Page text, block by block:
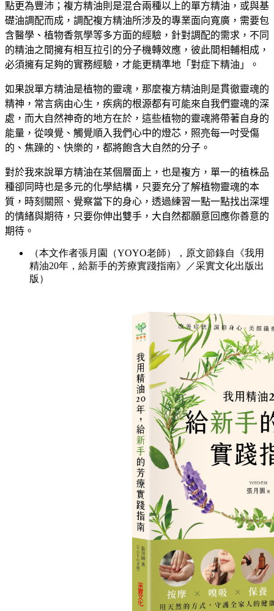
點更為豐沛；複方精油則是混合兩種以上的單方精油，或與基
礎油調配而成，調配複方精油所涉及的專業面向寬廣，需要包
含醫學、植物香氛學等多方面的經驗，針對調配的需求，不同
的精油之間擁有相互拉引的分子機轉效應，彼此間相輔相成，
必須擁有足夠的實務經驗，才能更精準地「對症下精油」。
如果說單方精油是植物的靈魂，那麼複方精油則是貫徹靈魂的
精神，常言病由心生，疾病的根源都有可能來自我們靈魂的深
處，而大自然神奇的地方在於，這些植物的靈魂將帶著自身的
能量，從嗅覺、觸覺順入我們心中的燈芯，照亮每一吋受傷
的、焦躁的、快樂的，都將飽含大自然的分子。
對於我來說單方精油在某個層面上，也是複方，單一的植株品
種卻同時也是多元的化學結構，只要充分了解植物靈魂的本
質，時刻關照、覺察當下的身心，透過練習一點一點找出深埋
的情緒與期待，只要你伸出雙手，大自然都願意回應你善意的
期待。
（本文作者張月園（YOYO老師），原文節錄自《我用
精油20年，給新手的芳療實踐指南》／采實文化出版出
版）